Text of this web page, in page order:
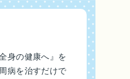
身の健康へ』を
病を治すだけで